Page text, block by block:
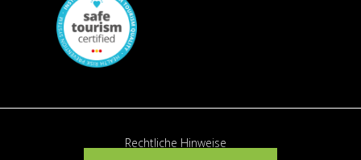
Rechtliche Hinweise